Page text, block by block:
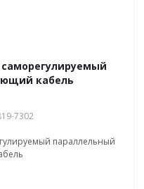
саморегулируемый
кабель
7302
параллельный